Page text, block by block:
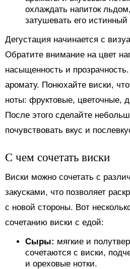
охлаждать напиток
затушевать его истинный
Дегустация начинается с
Обратите внимание на цвет
насыщенность и
аромату. Понюхайте виски,
ноты: фруктовые, цветочные,
После этого сделайте
почувствовать вкус и
С чем сочетать виски
Виски можно сочетать с
закусками, что позволяет
с новой стороны. Вот
сочетанию виски с едой:
Сыры: мягкие и
сочетаются с виски,
и ореховые нотки.